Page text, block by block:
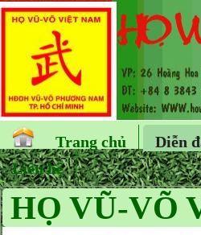
Trang chủ Diễn
Liên hệ
HỌ VŨ-VÕ